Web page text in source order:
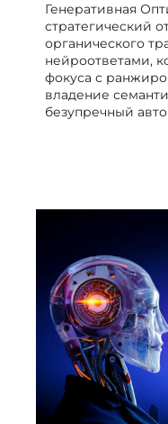
Генеративная
стратегический
органического
нейроответами,
фокуса с
владение
безупречный